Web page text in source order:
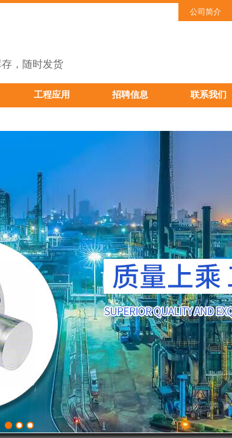
公司简介
，随时发货
工程应用 招聘信息 联系我们